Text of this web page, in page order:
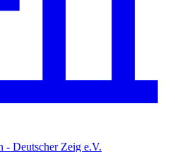
- Deutscher Zeig e.V.